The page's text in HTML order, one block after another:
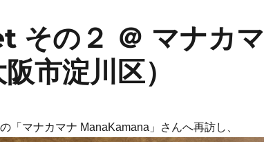
その２ ＠ マナカマ
市淀川区）
「マナカマナ ManaKamana」さんへ再訪し、